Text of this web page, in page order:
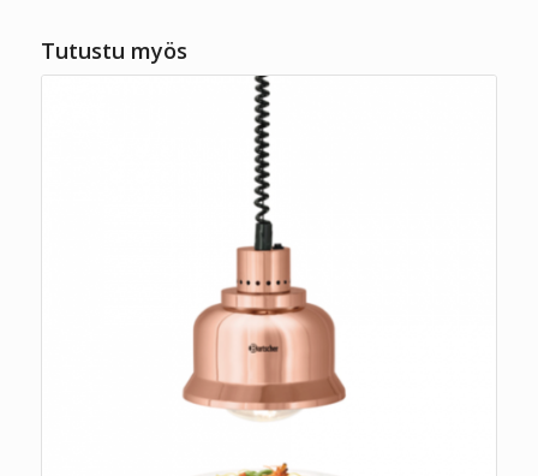
Tutustu myös